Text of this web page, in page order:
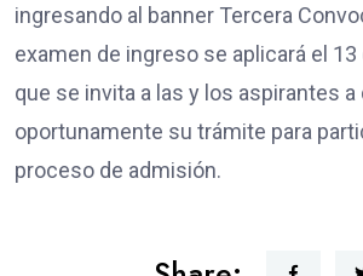
ingresando al banner Tercera
examen de ingreso se aplicará el
que se invita a las y los aspirantes
oportunamente su trámite para
proceso de admisión.